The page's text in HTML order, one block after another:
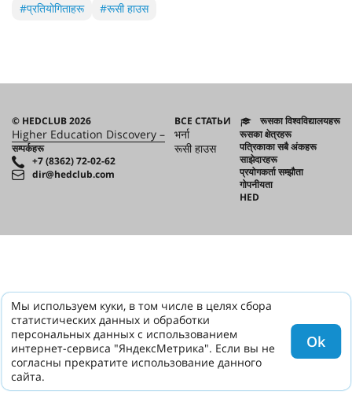
#प्रतियोगिताहरू
#रूसी हाउस
© HEDCLUB 2026
Higher Education Discovery –
सम्पर्कहरू
+7 (8362) 72-02-62
dir@hedclub.com
ВСЕ СТАТЬИ
भर्ना
रूसी हाउस
रूसका विश्वविद्यालयहरू
रूसका क्षेत्रहरू
पत्रिकाका सबै अंकहरू
साझेदारहरू
प्रयोगकर्ता सम्झौता
गोपनीयता
HED
Мы используем куки, в том числе в целях сбора
статистических данных и обработки
персональных данных с использованием
интернет-сервиса "ЯндексМетрика". Если вы не
согласны прекратите использование данного
сайта.
Ok